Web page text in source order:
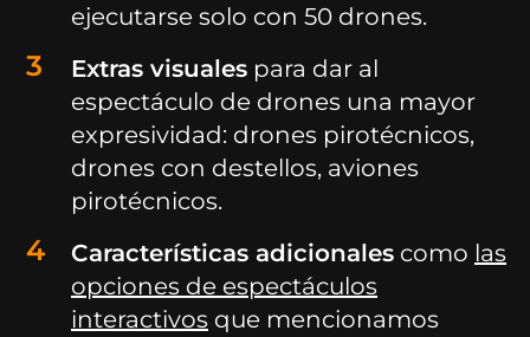
ejecutarse solo con 50 drones.
Extras visuales para dar al
espectáculo de drones una mayor
expresividad: drones pirotécnicos,
drones con destellos, aviones
pirotécnicos.
Características adicionales como las
opciones de espectáculos
interactivos que mencionamos